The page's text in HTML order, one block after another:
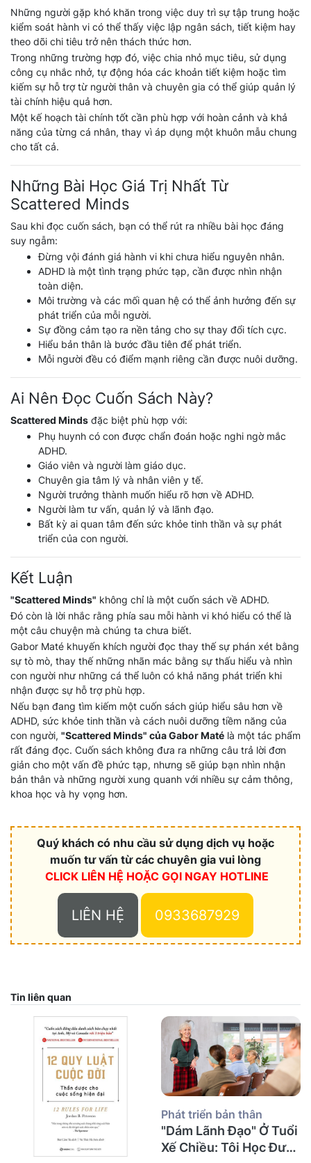
Những người gặp khó khăn trong việc duy trì sự tập trung hoặc
kiểm soát hành vi có thể thấy việc lập ngân sách, tiết kiệm hay
theo dõi chi tiêu trở nên thách thức hơn.
Trong những trường hợp đó, việc chia nhỏ mục tiêu, sử dụng
công cụ nhắc nhở, tự động hóa các khoản tiết kiệm hoặc tìm
kiếm sự hỗ trợ từ người thân và chuyên gia có thể giúp quản lý
tài chính hiệu quả hơn.
Một kế hoạch tài chính tốt cần phù hợp với hoàn cảnh và khả
năng của từng cá nhân, thay vì áp dụng một khuôn mẫu chung
cho tất cả.
Những Bài Học Giá Trị Nhất Từ
Scattered Minds
Sau khi đọc cuốn sách, bạn có thể rút ra nhiều bài học đáng
suy ngẫm:
Đừng vội đánh giá hành vi khi chưa hiểu nguyên nhân.
ADHD là một tình trạng phức tạp, cần được nhìn nhận
toàn diện.
Môi trường và các mối quan hệ có thể ảnh hưởng đến sự
phát triển của mỗi người.
Sự đồng cảm tạo ra nền tảng cho sự thay đổi tích cực.
Hiểu bản thân là bước đầu tiên để phát triển.
Mỗi người đều có điểm mạnh riêng cần được nuôi dưỡng.
Ai Nên Đọc Cuốn Sách Này?
Scattered Minds đặc biệt phù hợp với:
Phụ huynh có con được chẩn đoán hoặc nghi ngờ mắc
ADHD.
Giáo viên và người làm giáo dục.
Chuyên gia tâm lý và nhân viên y tế.
Người trưởng thành muốn hiểu rõ hơn về ADHD.
Người làm tư vấn, quản lý và lãnh đạo.
Bất kỳ ai quan tâm đến sức khỏe tinh thần và sự phát
triển của con người.
Kết Luận
"Scattered Minds" không chỉ là một cuốn sách về ADHD.
Đó còn là lời nhắc rằng phía sau mỗi hành vi khó hiểu có thể là
một câu chuyện mà chúng ta chưa biết.
Gabor Maté khuyến khích người đọc thay thế sự phán xét bằng
sự tò mò, thay thế những nhãn mác bằng sự thấu hiểu và nhìn
con người như những cá thể luôn có khả năng phát triển khi
nhận được sự hỗ trợ phù hợp.
Nếu bạn đang tìm kiếm một cuốn sách giúp hiểu sâu hơn về
ADHD, sức khỏe tinh thần và cách nuôi dưỡng tiềm năng của
con người, "Scattered Minds" của Gabor Maté là một tác phẩm
rất đáng đọc. Cuốn sách không đưa ra những câu trả lời đơn
giản cho một vấn đề phức tạp, nhưng sẽ giúp bạn nhìn nhận
bản thân và những người xung quanh với nhiều sự cảm thông,
khoa học và hy vọng hơn.
Quý khách có nhu cầu sử dụng dịch vụ hoặc
muốn tư vấn từ các chuyên gia vui lòng
CLICK LIÊN HỆ HOẶC GỌI NGAY HOTLINE
LIÊN HỆ 0933687929
Tin liên quan
Phát triển bản thân
"Dám Lãnh Đạo" Ở Tuổi
Xế Chiều: Tôi Học Được